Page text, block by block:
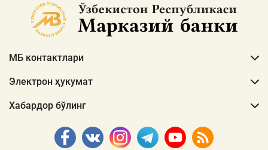
МБ контактлари
Электрон ҳукумат
Хабардор бўлинг